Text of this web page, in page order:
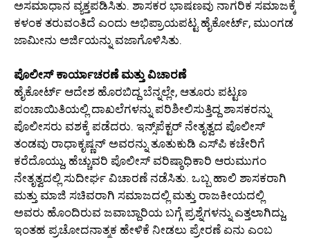
ಅಸಮಾಧಾನ ವ್ಯಕ್ತಪಡಿಸಿತು. ಶಾಸಕರ ಭಾಷಣವು ನಾಗರಿಕ ಸಮಾಜಕ್ಕೆ
ಕಳಂಕ ತರುವಂತಿದೆ ಎಂದು ಅಭಿಪ್ರಾಯಪಟ್ಟ ಹೈಕೋರ್ಟ್, ಮುಂಗಡ
ಜಾಮೀನು ಅರ್ಜಿಯನ್ನು ವಜಾಗೊಳಿಸಿತು.
ಪೊಲೀಸ್ ಕಾರ್ಯಾಚರಣೆ ಮತ್ತು ವಿಚಾರಣೆ
ಹೈಕೋರ್ಟ್ ಆದೇಶ ಹೊರಬಿದ್ದ ಬೆನ್ನಲ್ಲೇ, ಆತೂರು ಪಟ್ಟಣ
ಪಂಚಾಯಿತಿಯಲ್ಲಿ ದಾಖಲೆಗಳನ್ನು ಪರಿಶೀಲಿಸುತ್ತಿದ್ದ ಶಾಸಕರನ್ನು
ಪೊಲೀಸರು ವಶಕ್ಕೆ ಪಡೆದರು. ಇನ್ಸ್‌ಪೆಕ್ಟರ್ ನೇತೃತ್ವದ ಪೊಲೀಸ್
ತಂಡವು ರಾಧಾಕೃಷ್ಣನ್ ಅವರನ್ನು ತೂತುಕುಡಿ ಎಸ್‌ಪಿ ಕಚೇರಿಗೆ
ಕರೆದೊಯ್ದು, ಹೆಚ್ಚುವರಿ ಪೊಲೀಸ್ ವರಿಷ್ಠಾಧಿಕಾರಿ ಆರುಮುಗಂ
ನೇತೃತ್ವದಲ್ಲಿ ಸುದೀರ್ಘ ವಿಚಾರಣೆ ನಡೆಸಿತು. ಒಬ್ಬ ಹಾಲಿ ಶಾಸಕರಾಗಿ
ಮತ್ತು ಮಾಜಿ ಸಚಿವರಾಗಿ ಸಮಾಜದಲ್ಲಿ ಮತ್ತು ರಾಜಕೀಯದಲ್ಲಿ
ಅವರು ಹೊಂದಿರುವ ಜವಾಬ್ದಾರಿಯ ಬಗ್ಗೆ ಪ್ರಶ್ನೆಗಳನ್ನು ಎತ್ತಲಾಗಿದ್ದು,
ಇಂತಹ ಪ್ರಚೋದನಾತ್ಮಕ ಹೇಳಿಕೆ ನೀಡಲು ಪ್ರೇರಣೆ ಏನು ಎಂಬ